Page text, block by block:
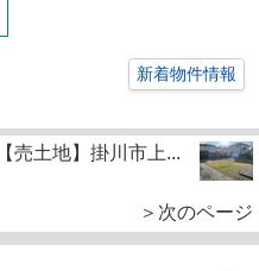
新着物件情報
【売土地】掛川市上...
＞次のページ